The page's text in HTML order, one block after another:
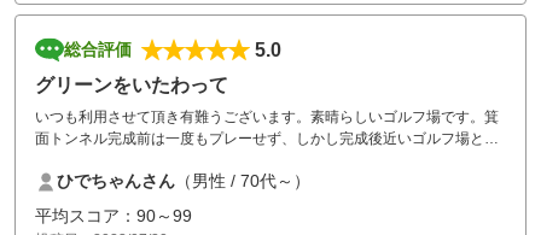
総合評価
5.0
グリーンをいたわって
いつも利用させて頂き有難うございます。素晴らしいゴルフ場です。箕
面トンネル完成前は一度もプレーせず、しかし完成後近いゴルフ場とな
残念なのはピッチマークが直されていないこと。打ち下ろしホールでは
常に複数箇所修正しなければいけない状態です。グリーンオンすると嬉
しくて忘れてしまうのかなぁ？
ひでちゃんさん （男性 / 70代～）
平均スコア：90～99